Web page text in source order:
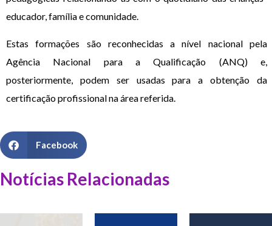
educador, família e comunidade.
Estas formações são reconhecidas a nível nacional pela
Agência Nacional para a Qualificação (ANQ) e,
posteriormente, podem ser usadas para a obtenção da
certificação profissional na área referida.
Facebook
Notícias Relacionadas